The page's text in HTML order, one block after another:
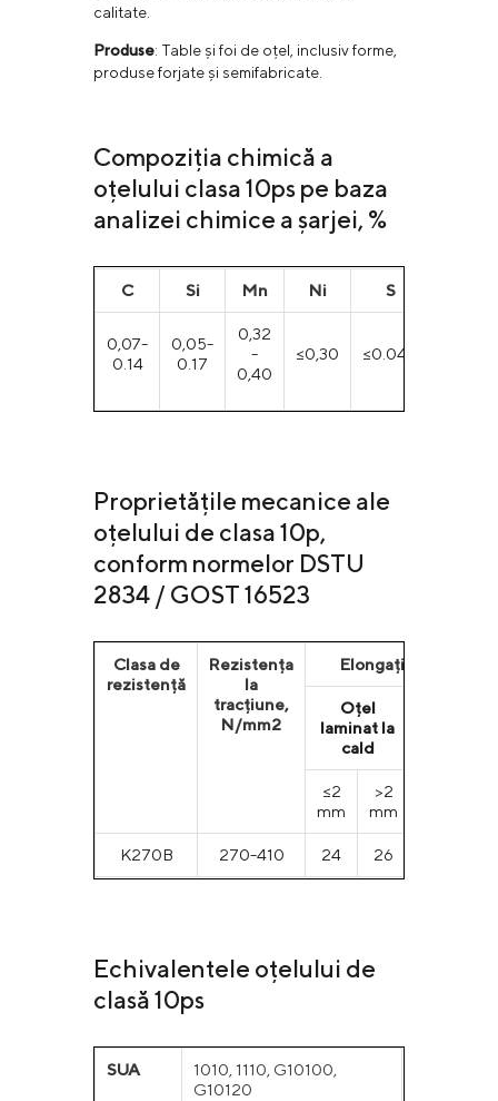
calitate.
Produse: Table și foi de oțel, inclusiv forme,
produse forjate și semifabricate.
Compoziția chimică a
oțelului clasa 10ps pe baza
analizei chimice a șarjei, %
С Si Mn Ni S
0,07-
0.14
0,05-
0.17
0,32
-
0,40
≤0,30 ≤0.040
Proprietățile mecanice ale
oțelului de clasa 10p,
conform normelor DSTU
2834 / GOST 16523
Clasa de
rezistență
Rezistența
la
tracțiune,
N/mm2
Elongație, % (min)
Oțel
laminat la
cald
≤2
mm
>2
mm
К270В 270-410 24 26
Echivalentele oțelului de
clasă 10ps
SUA
1010, 1110, G10100,
G10120